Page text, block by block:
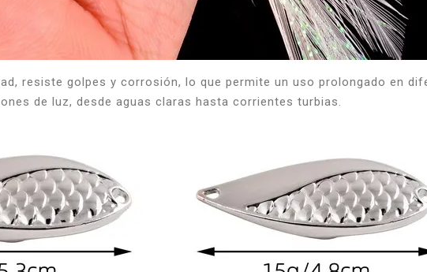
resiste golpes y corrosión, lo que permite un uso prolongado en
de luz, desde aguas claras hasta corrientes turbias.